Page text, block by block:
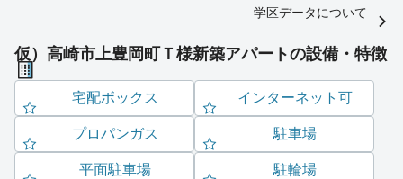
学区データについて
仮）高崎市上豊岡町Ｔ様新築アパートの設備・特徴
宅配ボックス インターネット可
プロパンガス 駐車場
平面駐車場 駐輪場